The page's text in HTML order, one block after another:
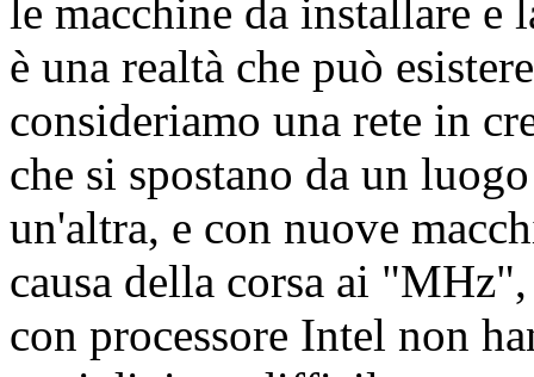
le macchine da installare e
è una realtà che può
consideriamo una rete in
che si spostano da un
un'altra, e con nuove
causa della corsa ai
con processore Intel non